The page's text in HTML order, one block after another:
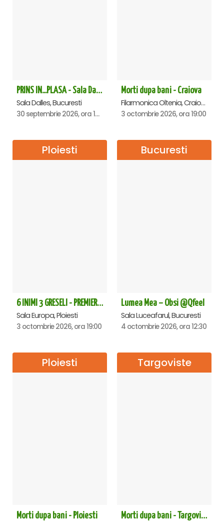
PRINS IN...PLASA - Sala Dalles
Sala Dalles, Bucuresti
30 septembrie 2026, ora 19:30
Morti dupa bani - Craiova
Filarmonica Oltenia, Craiova
3 octombrie 2026, ora 19:00
Ploiesti
6 INIMI 3 GRESELI - PREMIERA - Ploiesti
Sala Europa, Ploiesti
3 octombrie 2026, ora 19:00
Bucuresti
Lumea Mea – Obsi @Qfeel
Sala Luceafarul, Bucuresti
4 octombrie 2026, ora 12:30
Ploiesti
Morti dupa bani - Ploiesti
Targoviste
Morti dupa bani - Targoviste